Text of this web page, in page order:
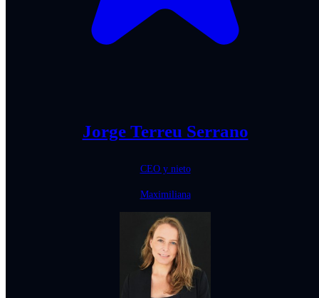
Jorge Terreu Serrano
CEO y nieto
Maximiliana